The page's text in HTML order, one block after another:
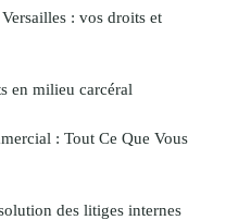
: vos droits et
en milieu carcéral
: Tout Ce Que Vous
des litiges internes